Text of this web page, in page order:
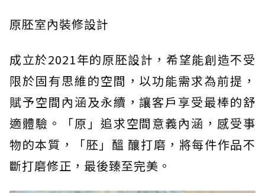
原胚室內裝修設計
成立於2021年的原胚設計，希望能創造不受
限於固有思維的空間，以功能需求為前提，
賦予空間內涵及永續，讓客戶享受最棒的舒
適體驗。「原」追求空間意義內涵，感受事
物的本質，「胚」醞 釀打磨，將每件作品不
斷打磨修正，最後臻至完美。